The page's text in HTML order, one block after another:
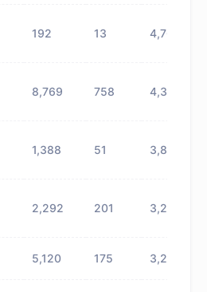
192 13 4,762,304
8,769 758 4,337,985
1,388 51 3,883,628
2,292 201 3,256,308
5,120 175 3,243,776